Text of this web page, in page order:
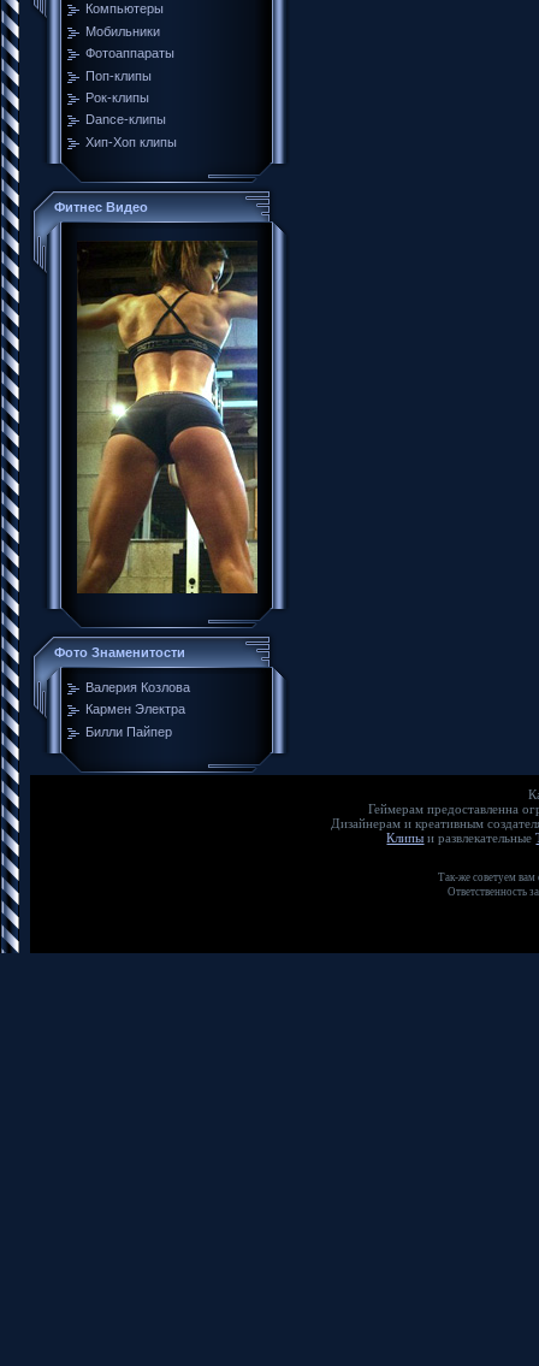
Компьютеры
Мобильники
Фотоаппараты
Поп-клипы
Рок-клипы
Dance-клипы
Хип-Хоп клипы
Фитнес Видео
Фото Знаменитости
Валерия Козлова
Кармен Электра
Билли Пайпер
Геймерам предоставленна
Дизайнерам и креативным
Клипы и развлекательные
Так-же советуем
Ответственность